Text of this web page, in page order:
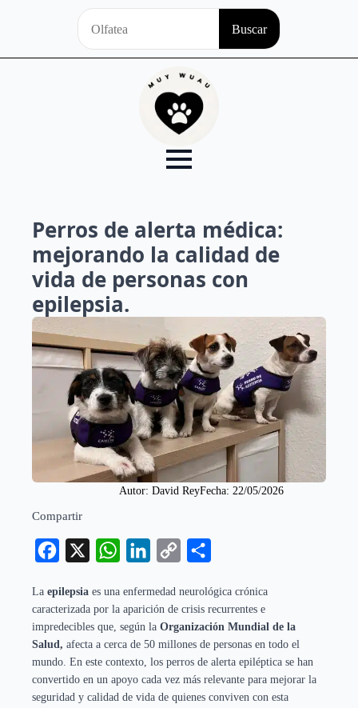
Buscar
Search
for:
Perros de alerta médica:
mejorando la calidad de
vida de personas con
epilepsia.
Autor: David ReyFecha: 22/05/2026
Compartir
Facebook WhatsAppLinkedInCopy
La epilepsia es una enfermedad neurológica crónica
caracterizada por la aparición de crisis recurrentes e
impredecibles que, según la Organización Mundial de la
Salud, afecta a cerca de 50 millones de personas en todo el
mundo. En este contexto, los perros de alerta epiléptica se han
convertido en un apoyo cada vez más relevante para mejorar la
seguridad y calidad de vida de quienes conviven con esta